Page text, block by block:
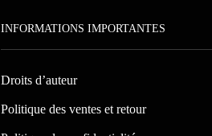
INFORMATIONS IMPORTANTES
Droits d’auteur
Politique des ventes et retour